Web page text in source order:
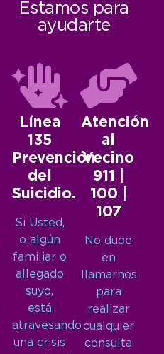
Estamos para
ayudarte
Línea
135
Prevención
del
Suicidio.
Si Usted,
o algún
familiar o
allegado
suyo,
está
atravesando
una crisis
Atención
al
Vecino
911 |
100 |
107
No dude
en
llamarnos
para
realizar
cualquier
consulta